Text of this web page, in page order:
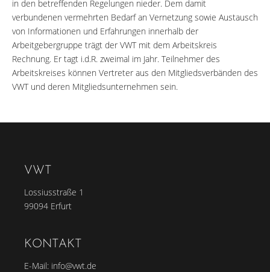
in den betreffenden Regelungen nieder. Dem damit
verbundenen vermehrten Bedarf an Vernetzung sowie Austausch
von Informationen und Erfahrungen innerhalb der
Arbeitgebergruppe trägt der VWT mit dem Arbeitskreis
Rechnung. Er tagt i.d.R. zweimal im Jahr. Teilnehmer des
Arbeitskreises können Vertreter aus den Mitgliedsverbänden des
VWT und deren Mitgliedsunternehmen sein.
VWT
Lossiusstraße 1
99094 Erfurt
KONTAKT
E-Mail: info@vwt.de